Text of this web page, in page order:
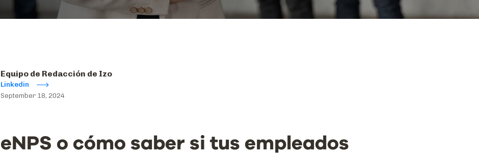
Equipo de Redacción de Izo
Linkedin
September 18, 2024
eNPS o cómo saber si tus empleados